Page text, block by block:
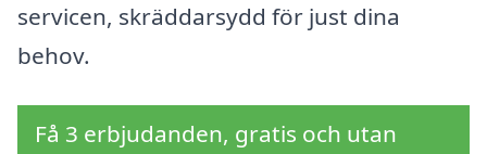
servicen, skräddarsydd för just dina
behov.
Få 3 erbjudanden, gratis och utan